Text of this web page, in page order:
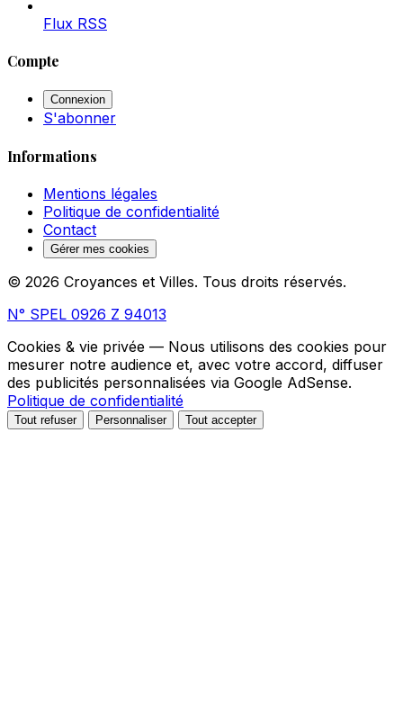
Flux RSS
Compte
Connexion
S'abonner
Informations
Mentions légales
Politique de confidentialité
Contact
Gérer mes cookies
© 2026 Croyances et Villes. Tous droits réservés.
N° SPEL 0926 Z 94013
Cookies & vie privée — Nous utilisons des cookies pour
mesurer notre audience et, avec votre accord, diffuser
des publicités personnalisées via Google AdSense.
Politique de confidentialité
Tout refuser Personnaliser Tout accepter